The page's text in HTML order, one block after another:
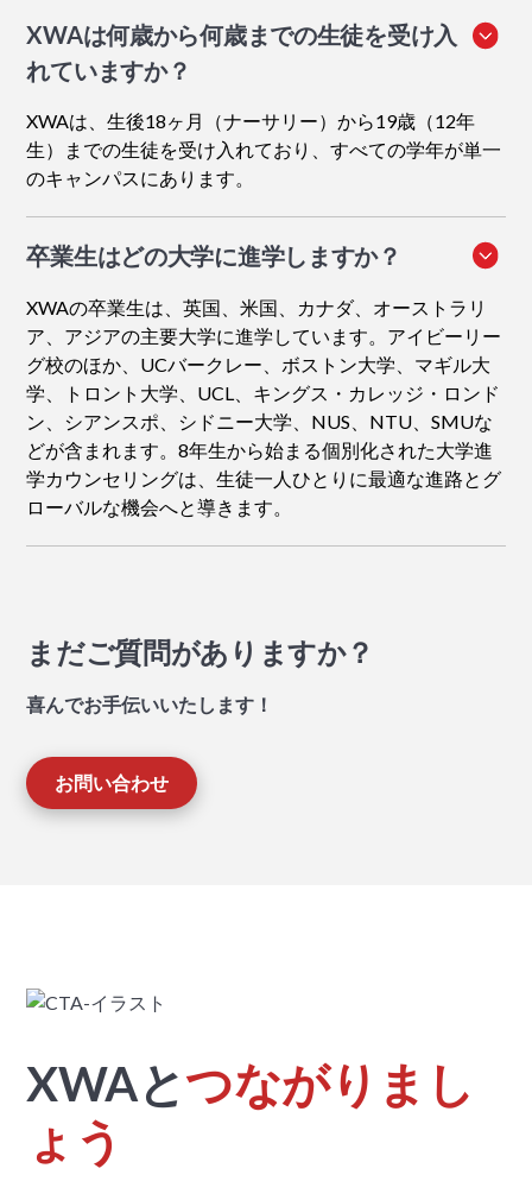
XWAは何歳から何歳までの生徒を受け入
れていますか？
XWAは、生後18ヶ月（ナーサリー）から19歳（12年
生）までの生徒を受け入れており、すべての学年が単一
のキャンパスにあります。
卒業生はどの大学に進学しますか？
XWAの卒業生は、英国、米国、カナダ、オーストラリ
ア、アジアの主要大学に進学しています。アイビーリー
グ校のほか、UCバークレー、ボストン大学、マギル大
学、トロント大学、UCL、キングス・カレッジ・ロンド
ン、シアンスポ、シドニー大学、NUS、NTU、SMUな
どが含まれます。8年生から始まる個別化された大学進
学カウンセリングは、生徒一人ひとりに最適な進路とグ
ローバルな機会へと導きます。
まだご質問がありますか？
喜んでお手伝いいたします！
お問い合わせ
XWAとつながりまし
ょう